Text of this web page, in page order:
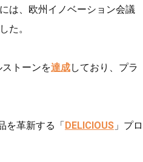
は、欧州イノベーション会議
た。
トーンを達成しており、プラ
を革新する「 DELICIOUS 」プロ